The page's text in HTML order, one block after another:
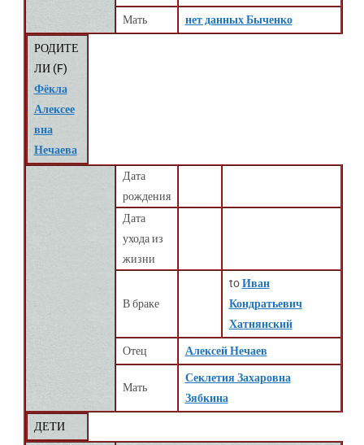
Мать нет данных Быченко
РОДИТЕ
ЛИ (F)
Фёкла
Алексее
вна
Нечаева
Дата
рождения
Дата
ухода из
жизни
В браке
toИван
Кондратьевич
Хатнянский
Отец Алексей Нечаев
Мать
Секлетия Захаровна
Зябкина
ДЕТИ